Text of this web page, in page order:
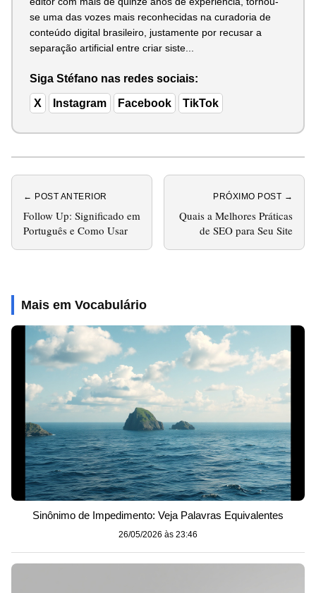
se uma das vozes mais reconhecidas na curadoria de
conteúdo digital brasileiro, justamente por recusar a
separação artificial entre criar siste...
Siga Stéfano nas redes sociais:
X Instagram Facebook TikTok
← POST ANTERIOR
Follow Up: Significado em
Português e Como Usar
PRÓXIMO POST →
Quais a Melhores Práticas
de SEO para Seu Site
Mais em Vocabulário
Sinônimo de Impedimento: Veja Palavras Equivalentes
26/05/2026 às 23:46